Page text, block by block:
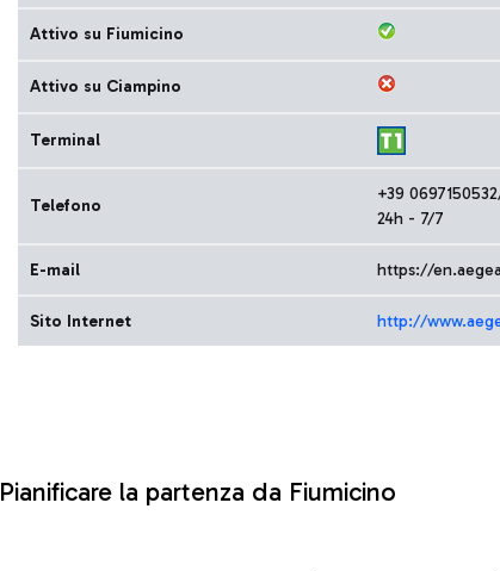
Attivo su Fiumicino
Attivo su Ciampino
Terminal
Telefono
+39
24h - 7/7
E-mail https://
Sito Internet http://
Pianificare la partenza da Fiumicino